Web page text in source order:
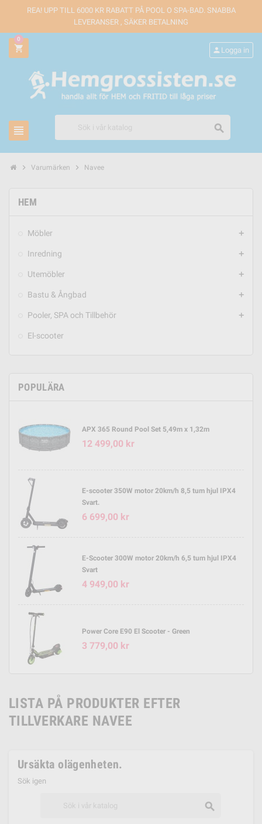
REA! UPP TILL 6000 KR RABATT PÅ POOL O SPA-BAD. SNABBA
LEVERANSER , SÄKER BETALNING
shopping_cart
0
view_headline search
person Logga in
chevron_right Varumärken chevron_right Navee
HEM
Möbler add
Inredning add
Utemöbler add
Bastu & Ångbad add
Pooler, SPA och Tillbehör add
El-scooter
POPULÄRA
APX 365 Round Pool Set 5,49m x 1,32m
12 499,00 kr
E-scooter 350W motor 20km/h 8,5 tum hjul IPX4
Svart.
6 699,00 kr
E-Scooter 300W motor 20km/h 6,5 tum hjul IPX4
Svart
4 949,00 kr
Power Core E90 El Scooter - Green
3 779,00 kr
LISTA PÅ PRODUKTER EFTER
TILLVERKARE NAVEE
Ursäkta olägenheten.
Sök igen
search